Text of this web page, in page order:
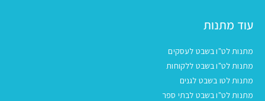
עוד מתנות
מתנות לט"ו בשבט לעסקים
מתנות לט"ו בשבט ללקוחות
מתנות לטו בשבט לגנים
מתנות לט"ו בשבט לבתי ספר